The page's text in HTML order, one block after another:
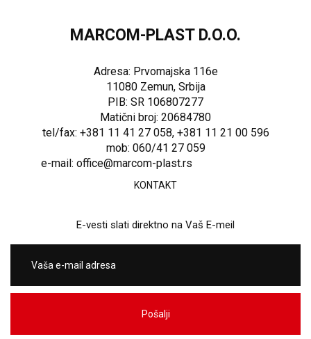
MARCOM-PLAST D.O.O.
Adresa: Prvomajska 116e
11080 Zemun, Srbija
PIB: SR 106807277
Matični broj: 20684780
tel/fax: +381 11 41 27 058, +381 11 21 00 596
mob: 060/41 27 059
e-mail: office@marcom-plast.rs
KONTAKT
E-vesti slati direktno na Vaš E-meil
Pošalji